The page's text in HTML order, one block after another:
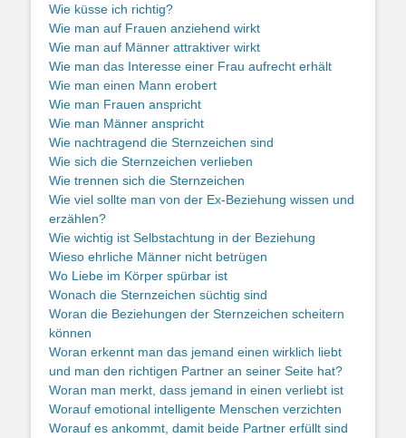
Wie küsse ich richtig?
Wie man auf Frauen anziehend wirkt
Wie man auf Männer attraktiver wirkt
Wie man das Interesse einer Frau aufrecht erhält
Wie man einen Mann erobert
Wie man Frauen anspricht
Wie man Männer anspricht
Wie nachtragend die Sternzeichen sind
Wie sich die Sternzeichen verlieben
Wie trennen sich die Sternzeichen
Wie viel sollte man von der Ex-Beziehung wissen und
erzählen?
Wie wichtig ist Selbstachtung in der Beziehung
Wieso ehrliche Männer nicht betrügen
Wo Liebe im Körper spürbar ist
Wonach die Sternzeichen süchtig sind
Woran die Beziehungen der Sternzeichen scheitern
können
Woran erkennt man das jemand einen wirklich liebt
und man den richtigen Partner an seiner Seite hat?
Woran man merkt, dass jemand in einen verliebt ist
Worauf emotional intelligente Menschen verzichten
Worauf es ankommt, damit beide Partner erfüllt sind